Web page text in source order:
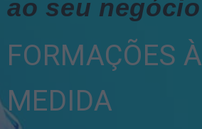
ao seu negócio
FORMAÇÕES À
MEDIDA